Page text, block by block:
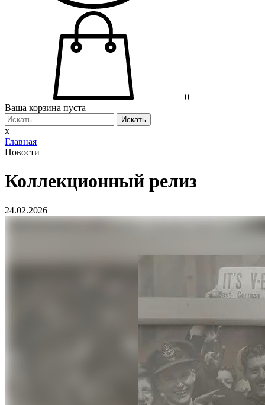
0
Ваша корзина пуста
Искать
x
Главная
Новости
Коллекционный релиз
24.02.2026